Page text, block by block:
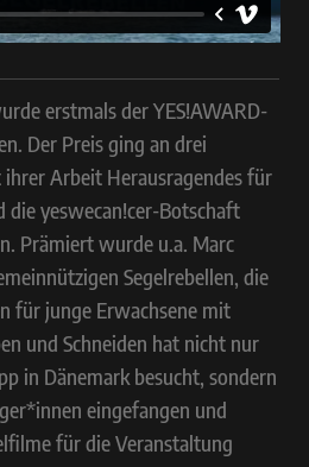
erstmals der YES!AWARD-
Der Preis ging an drei
Arbeit Herausragendes für
die yeswecan!cer-Botschaft
Prämiert wurde u.a. Marc
Segelrebellen, die
für junge Erwachsene mit
und Schneiden hat nicht nur
in Dänemark besucht, sondern
eingefangen und
für die Veranstaltung